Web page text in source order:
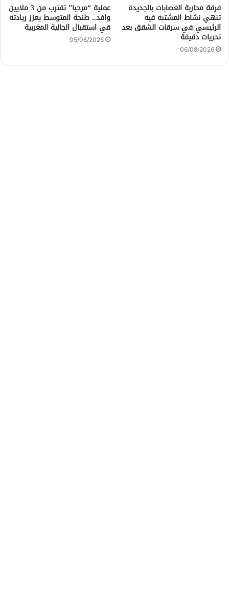
فرقة محاربة العصابات بالجديدة
تنهي نشاط المشتبه فيه
الرئيسي في سرقات الشقق بعد
تحريات دقيقة
06/08/2026
عملية “مرحبا” تقترب من 3 ملايين
وافد.. طنجة المتوسط يعزز ريادته
في استقبال الجالية المغربية
05/08/2026